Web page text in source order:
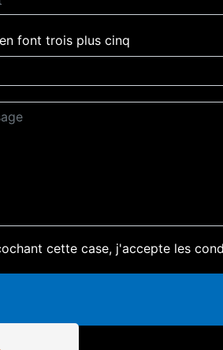
font trois plus cinq
cette case, j'accepte les